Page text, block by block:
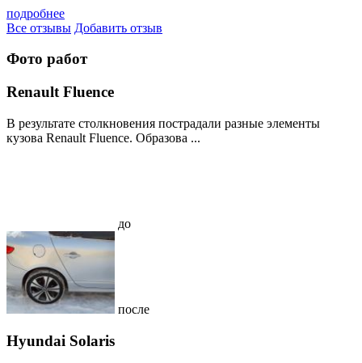
подробнее
Все отзывы Добавить отзыв
Фото работ
Renault Fluence
В результате столкновения пострадали разные элементы
кузова Renault Fluence. Образова ...
до
после
Hyundai Solaris